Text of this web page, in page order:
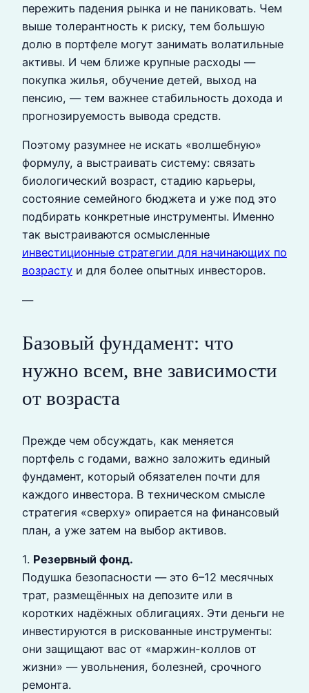
пережить падения рынка и не паниковать. Чем
выше толерантность к риску, тем большую
долю в портфеле могут занимать волатильные
активы. И чем ближе крупные расходы —
покупка жилья, обучение детей, выход на
пенсию, — тем важнее стабильность дохода и
прогнозируемость вывода средств.
Поэтому разумнее не искать «волшебную»
формулу, а выстраивать систему: связать
биологический возраст, стадию карьеры,
состояние семейного бюджета и уже под это
подбирать конкретные инструменты. Именно
так выстраиваются осмысленные
инвестиционные стратегии для начинающих по
возрасту и для более опытных инвесторов.
—
Базовый фундамент: что
нужно всем, вне зависимости
от возраста
Прежде чем обсуждать, как меняется
портфель с годами, важно заложить единый
фундамент, который обязателен почти для
каждого инвестора. В техническом смысле
стратегия «сверху» опирается на финансовый
план, а уже затем на выбор активов.
1. Резервный фонд.
Подушка безопасности — это 6–12 месячных
трат, размещённых на депозите или в
коротких надёжных облигациях. Эти деньги не
инвестируются в рискованные инструменты:
они защищают вас от «маржин-коллов от
жизни» — увольнения, болезней, срочного
ремонта.